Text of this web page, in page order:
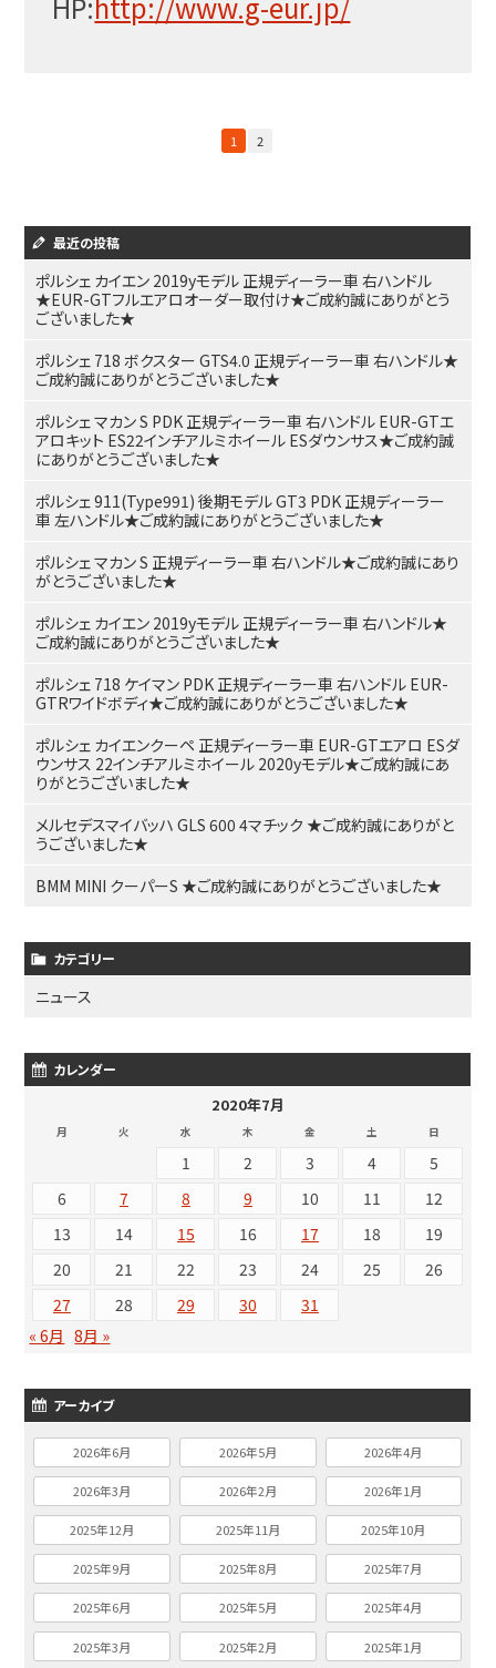
1 2
最近の投稿
ポルシェ カイエン 2019yモデル 正規ディーラー車 右ハンドル
★EUR-GTフルエアロオーダー取付け★ご成約誠にありがとう
ございました★
ポルシェ 718 ボクスター GTS4.0 正規ディーラー車 右ハンドル★
ご成約誠にありがとうございました★
ポルシェ マカン S PDK 正規ディーラー車 右ハンドル EUR-GTエ
アロキット ES22インチアルミホイール ESダウンサス★ご成約誠
にありがとうございました★
ポルシェ 911(Type991) 後期モデル GT3 PDK 正規ディーラー
車 左ハンドル★ご成約誠にありがとうございました★
ポルシェ マカン S 正規ディーラー車 右ハンドル★ご成約誠にあり
がとうございました★
ポルシェ カイエン 2019yモデル 正規ディーラー車 右ハンドル★
ご成約誠にありがとうございました★
ポルシェ 718 ケイマン PDK 正規ディーラー車 右ハンドル EUR-
GTRワイドボディ★ご成約誠にありがとうございました★
ポルシェ カイエンクーペ 正規ディーラー車 EUR-GTエアロ ESダ
ウンサス 22インチアルミホイール 2020yモデル★ご成約誠にあ
りがとうございました★
メルセデスマイバッハ GLS 600 4マチック ★ご成約誠にありがと
うございました★
BMM MINI クーパーS ★ご成約誠にありがとうございました★
カテゴリー
ニュース
カレンダー
2020年7月
月 火 水 木 金 土 日
1 2 3 4
5
6
7 8 9 10 11
12
13
14 15 16 17 18
19
20
21 22 23 24 25
26
27
28 29 30
31
« 6月 8月 »
アーカイブ
2026年6月 2026年5月 2026年4月
2026年3月 2026年2月 2026年1月
2025年12月 2025年11月 2025年10月
2025年9月 2025年8月 2025年7月
2025年6月 2025年5月 2025年4月
2025年3月 2025年2月 2025年1月